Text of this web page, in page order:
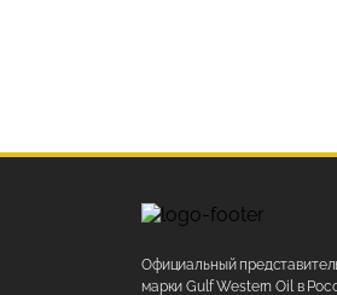
Официальный
марки Gulf Western Oil в